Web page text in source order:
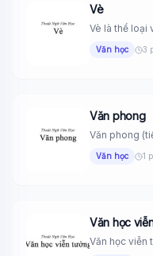
Vè
Vè là thể loại
Văn học 3
Văn phong
Văn phong
Văn học 1
Văn học
Văn học viễn